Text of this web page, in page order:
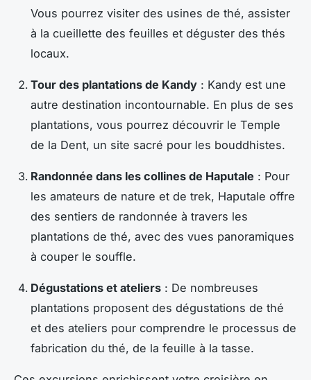
Vous pourrez visiter des usines de thé, assister
à la cueillette des feuilles et déguster des thés
locaux.
Tour des plantations de Kandy : Kandy est une
autre destination incontournable. En plus de ses
plantations, vous pourrez découvrir le Temple
de la Dent, un site sacré pour les bouddhistes.
Randonnée dans les collines de Haputale : Pour
les amateurs de nature et de trek, Haputale offre
des sentiers de randonnée à travers les
plantations de thé, avec des vues panoramiques
à couper le souffle.
Dégustations et ateliers : De nombreuses
plantations proposent des dégustations de thé
et des ateliers pour comprendre le processus de
fabrication du thé, de la feuille à la tasse.